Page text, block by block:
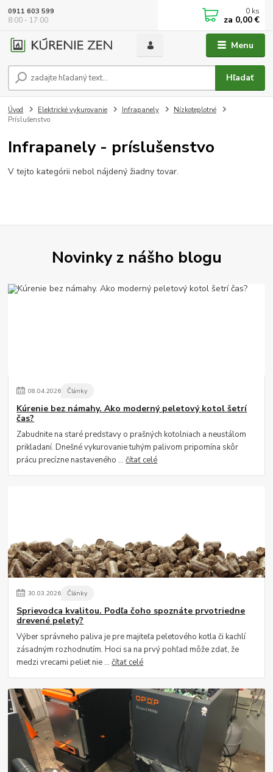
Menu
Hľadať
0911 603 599
8:00 - 17:00
0 ks
za 0,00 €
Úvod Elektrické vykurovanie Infrapanely
Nízkoteplotné
Príslušenstvo
Infrapanely - príslušenstvo
V tejto kategórii nebol nájdený žiadny tovar.
Novinky z nášho blogu
08.04.2026 Články
Kúrenie bez námahy. Ako moderný peletový kotol šetrí
čas?
Zabudnite na staré predstavy o prašných kotolniach a neustálom
prikladaní. Dnešné vykurovanie tuhým palivom pripomína skôr
prácu precízne nastaveného ...čítať celé
30.03.2026 Články
Sprievodca kvalitou. Podľa čoho spoznáte prvotriedne
drevené pelety?
Výber správneho paliva je pre majiteľa peletového kotla či kachlí
zásadným rozhodnutím. Hoci sa na prvý pohľad môže zdať, že
medzi vrecami peliet nie ...čítať celé